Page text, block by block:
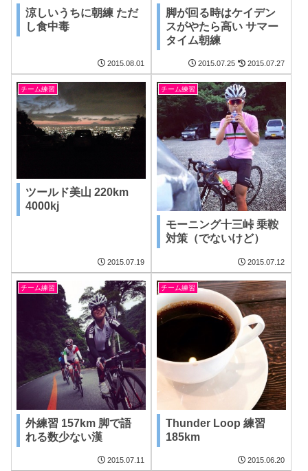
涼しいうちに朝練 ただ
し食中毒
2015.08.01
脚が回る時はケイデン
スがやたら高い サマー
タイム朝練
2015.07.25 2015.07.27
チーム練習
ツールド美山 220km
4000kj
2015.07.19
チーム練習
モーニング十三峠 乗鞍
対策（でないけど）
2015.07.12
チーム練習
外練習 157km 脚で語
れる数少ない漢
2015.07.11
チーム練習
Thunder Loop 練習
185km
2015.06.20